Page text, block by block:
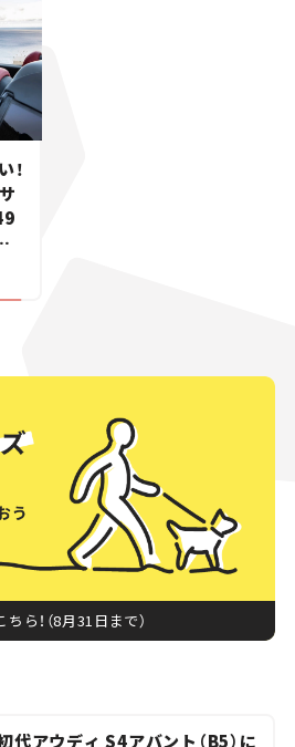
！
ら！（8月31日まで）
代アウディ S4アバント（B5）に